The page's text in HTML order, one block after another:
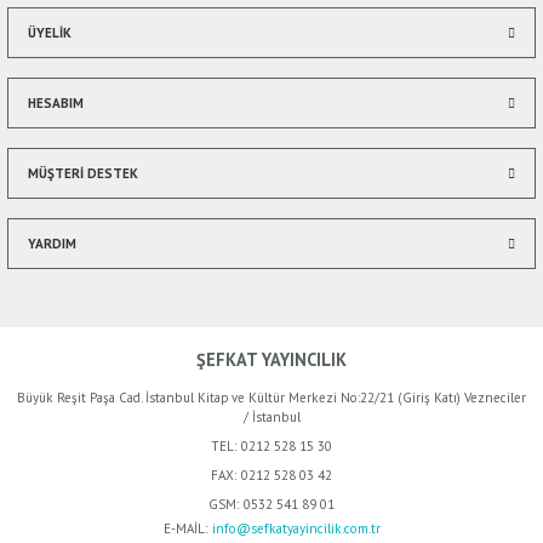
ÜYELİK
HESABIM
MÜŞTERİ DESTEK
YARDIM
ŞEFKAT YAYINCILIK
Büyük Reşit Paşa Cad. İstanbul Kitap ve Kültür Merkezi No:22/21 (Giriş Katı) Vezneciler
/ İstanbul
TEL: 0212 528 15 30
FAX: 0212 528 03 42
GSM: 0532 541 89 01
E-MAİL: info@sefkatyayincilik.com.tr